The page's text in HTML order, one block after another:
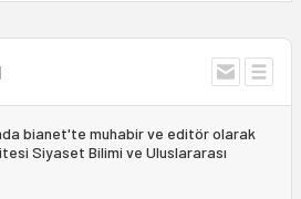
bianet'te muhabir ve editör olarak
Siyaset Bilimi ve Uluslararası